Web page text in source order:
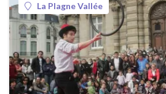
La Plagne Vallée